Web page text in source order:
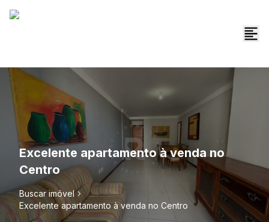
Excelente apartamento à venda no
Centro
Buscar imóvel
Excelente apartamento à venda no Centro